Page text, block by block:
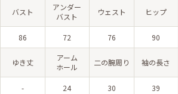
バスト
アンダー
バスト
ウェスト ヒップ
86 72 76 90
ゆき丈
アーム
ホール
二の腕周り 袖の長さ
- 24 30 39